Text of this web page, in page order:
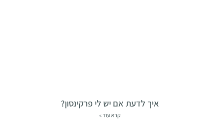
איך לדעת אם יש לי פרקינסון?
קרא עוד »